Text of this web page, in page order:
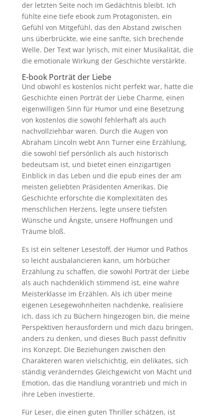
der letzten Seite noch im Gedächtnis bleibt. Ich
fühlte eine tiefe ebook zum Protagonisten, ein
Gefühl von Mitgefühl, das den Abstand zwischen
uns überbrückte, wie eine sanfte, sich brechende
Welle. Der Text war lyrisch, mit einer Musikalität, die
die emotionale Wirkung der Geschichte verstärkte.
E-book Porträt der Liebe
Und obwohl es kostenlos nicht perfekt war, hatte die
Geschichte einen Porträt der Liebe Charme, einen
eigenwilligen Sinn für Humor und eine Besetzung
von kostenlos die sowohl fehlerhaft als auch
nachvollziehbar waren. Durch die Augen von
Abraham Lincoln webt Ann Turner eine Erzählung,
die sowohl tief persönlich als auch historisch
bedeutsam ist, und bietet einen einzigartigen
Einblick in das Leben und die epub eines der am
meisten geliebten Präsidenten Amerikas. Die
Geschichte erforschte die Komplexitäten des
menschlichen Herzens, legte unsere tiefsten
Wünsche und Ängste, unsere Hoffnungen und
Träume bloß.
Es ist ein seltener Lesestoff, der Humor und Pathos
so leicht ausbalancieren kann, um hörbücher
Erzählung zu schaffen, die sowohl Porträt der Liebe
als auch nachdenklich stimmend ist, eine wahre
Meisterklasse im Erzählen. Als ich über meine
eigenen Lesegewohnheiten nachdenke, realisiere
ich, dass ich zu Büchern hingezogen bin, die meine
Perspektiven herausfordern und mich dazu bringen,
anders zu denken, und dieses Buch passt definitiv
ins Konzept. Die Beziehungen zwischen den
Charakteren waren vielschichtig, ein delikates, sich
ständig veränderndes Gleichgewicht von Macht und
Emotion, das die Handlung vorantrieb und mich in
ihre Leben investierte.
Für Leser, die einen guten Thriller schätzen, ist